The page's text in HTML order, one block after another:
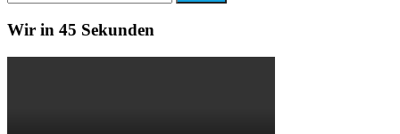
Wir in 45 Sekunden